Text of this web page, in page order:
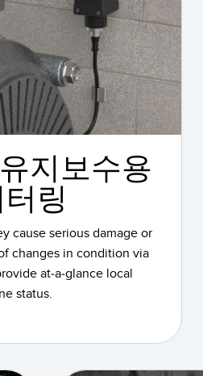
지보수용
링
cause serious damage or
changes in condition via
at-a-glance local
status.